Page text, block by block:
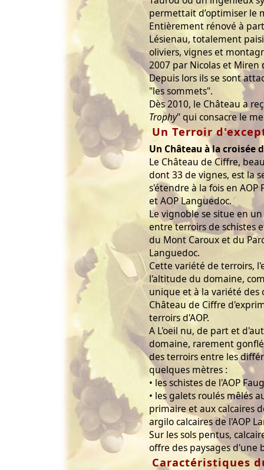
permettait d’optimiser le
Entièrement rénové à
Lésienau, totalement
oliviers, vignes et
2007 par Nicolas et Miren
Depuis lors ils se sont
"les sommets".
Dès 2010, le Château a
Trophy" qui consacre le
Un Terroir
Un Château à la croisée
Le Château de Ciffre,
dont 33 de vignes, est la
s'étendre à la fois en AOP
et AOP Languedoc.
Le vignoble se situe en
entre terroirs de schistes
du Mont Caroux et du
Languedoc.
Cette variété de terroirs,
l'altitude du domaine,
unique et à la variété
Château de Ciffre
terroirs d'AOP.
A L'oeil nu, de part et
domaine, rarement
des terroirs entre les
quelques mètres :
• les schistes de l'AOP
• les galets roulés mêlés
primaire et aux calcaires
argilo calcaires de l'AOP
Sur les sols pentus,
offre des paysages d'une
Caractéristiques